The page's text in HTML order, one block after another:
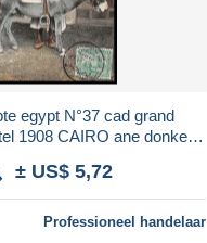
egypt N°37 cad grand
1908 CAIRO ane donkey
± US$ 5,72
Professioneel handelaar